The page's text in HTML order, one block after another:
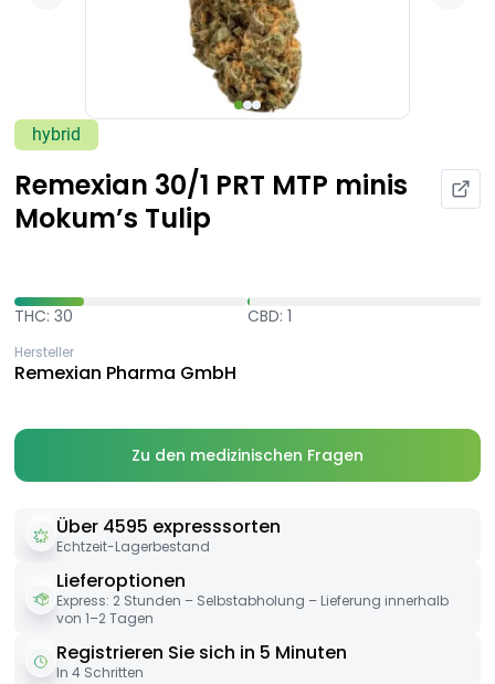
hybrid
Remexian 30/1 PRT MTP minis
Mokum’s Tulip
THC: 30 CBD: 1
Hersteller
Remexian Pharma GmbH
Zu den medizinischen Fragen
Über 4595 expresssorten
Echtzeit-Lagerbestand
Lieferoptionen
Express: 2 Stunden – Selbstabholung – Lieferung innerhalb
von 1–2 Tagen
Registrieren Sie sich in 5 Minuten
In 4 Schritten